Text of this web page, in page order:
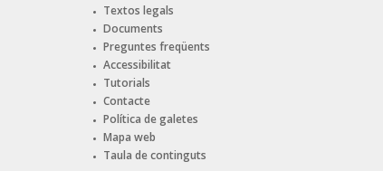
Textos legals
Documents
Preguntes freqüents
Accessibilitat
Tutorials
Contacte
Política de galetes
Mapa web
Taula de continguts